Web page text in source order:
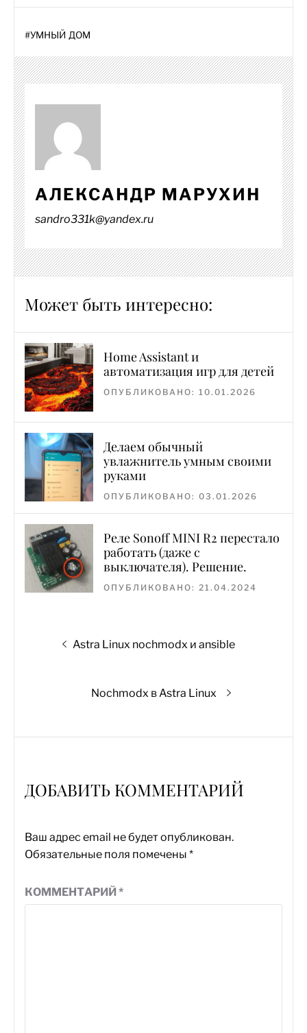
#УМНЫЙ ДОМ
АЛЕКСАНДР МАРУХИН
sandro331k@yandex.ru
Может быть интересно:
Home Assistant и
автоматизация игр для детей
ОПУБЛИКОВАНО: 10.01.2026
Делаем обычный
увлажнитель умным своими
руками
ОПУБЛИКОВАНО: 03.01.2026
Реле Sonoff MINI R2 перестало
работать (даже с
выключателя). Решение.
ОПУБЛИКОВАНО: 21.04.2024
НавигацияПредыдущая
Astra Linux nochmodx и ansible
Следующая
Nochmodx в Astra Linux
ДОБАВИТЬ КОММЕНТАРИЙ
Ваш адрес email не будет опубликован.
Обязательные поля помечены *
КОММЕНТАРИЙ*